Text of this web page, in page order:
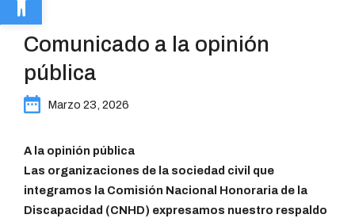
Comunicado a la opinión
pública
Marzo 23, 2026
A la opinión pública
Las organizaciones de la sociedad civil que
integramos la Comisión Nacional Honoraria de la
Discapacidad (CNHD) expresamos nuestro respaldo